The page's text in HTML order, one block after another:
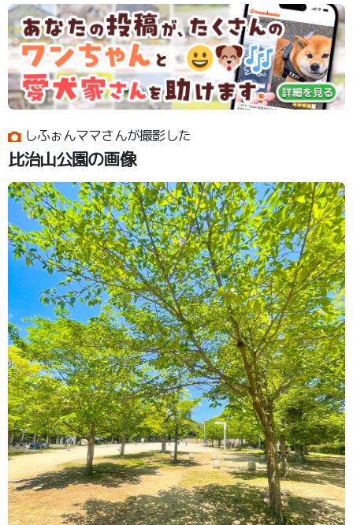
しふぉんママさんが撮影した
比治山公園の画像